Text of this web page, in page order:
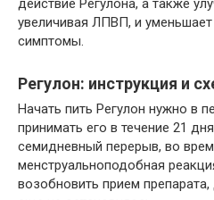
увеличивая ЛПВП, и
симптомы.
Регулон: инструкция и
Начать пить Регулон нужно в
принимать его в течение 21
семидневный перерыв, во
менструальноподобная
возобновить прием